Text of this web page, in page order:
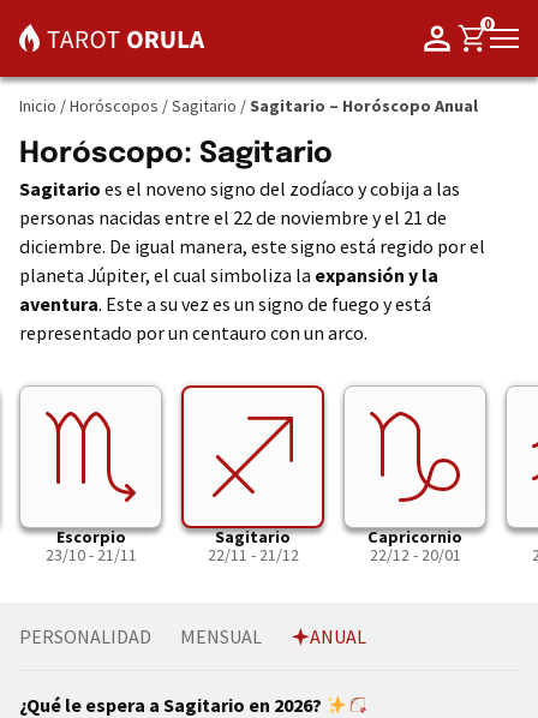
0
Inicio /Horóscopos /Sagitario / Sagitario – Horóscopo Anual
Horóscopo: Sagitario
Sagitario es el noveno signo del zodíaco y cobija a las
personas nacidas entre el 22 de noviembre y el 21 de
diciembre. De igual manera, este signo está regido por el
planeta Júpiter, el cual simboliza la expansión y la
aventura. Este a su vez es un signo de fuego y está
representado por un centauro con un arco.
Escorpio
23/10 - 21/11
Sagitario
22/11 - 21/12
Capricornio
22/12 - 20/01
PERSONALIDAD MENSUAL ANUAL
¿Qué le espera a Sagitario en 2026?